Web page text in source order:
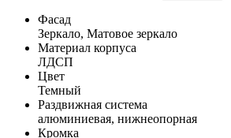
Фасад
Зеркало, Матовое зеркало
Материал корпуса
ЛДСП
Цвет
Темный
Раздвижная система
алюминиевая, нижнеопорная
Кромка